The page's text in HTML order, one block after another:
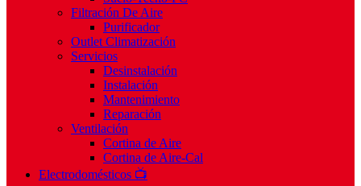
Filtración De Aire
Purificador
Outlet Climatización
Servicios
Desinstalación
Instalación
Mantenimiento
Reparación
Ventilación
Cortina de Aire
Cortina de Aire-Cal
Electrodomésticos 📺